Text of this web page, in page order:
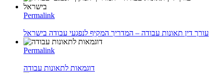
Permalink
עורך דין תאונות עבודה – המדריך המקיף לנפגעי עבודה בישראל
Permalink
דוגמאות לתאונות עבודה